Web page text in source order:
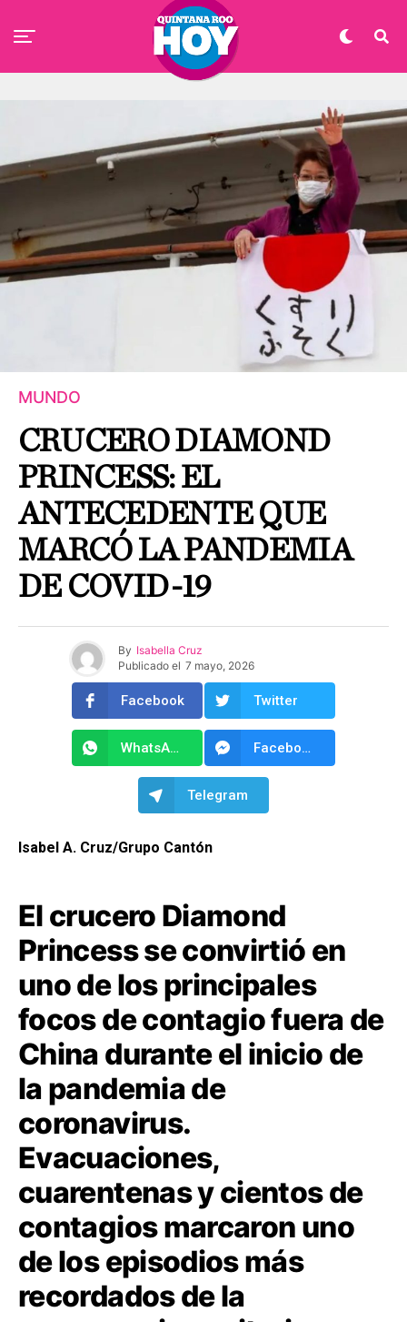
MUNDO
CRUCERO DIAMOND
PRINCESS: EL
ANTECEDENTE QUE
MARCÓ LA PANDEMIA
DE COVID-19
By Isabella Cruz
Publicado el 7 mayo, 2026
Facebook Twitter
WhatsApp Facebook Messenger
Telegram
Isabel A. Cruz/Grupo Cantón
El crucero Diamond
Princess se convirtió en
uno de los principales
focos de contagio fuera de
China durante el inicio de
la pandemia de
coronavirus.
Evacuaciones,
cuarentenas y cientos de
contagios marcaron uno
de los episodios más
recordados de la